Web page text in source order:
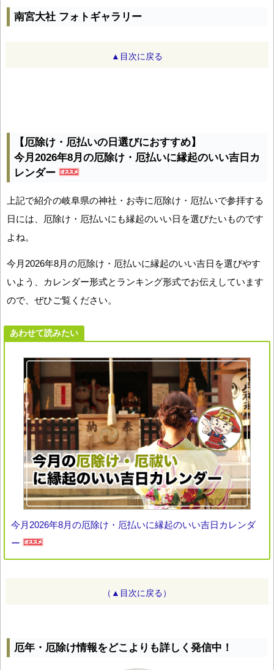
南宮大社 フォトギャラリー
▲目次に戻る
【厄除け・厄払いの日選びにおすすめ】
今月2026年8月の厄除け・厄払いに縁起のいい吉日カ
レンダー
上記で紹介の岐阜県の神社・お寺に厄除け・厄払いで参拝する
日には、厄除け・厄払いにも縁起のいい日を選びたいものです
よね。
今月2026年8月の厄除け・厄払いに縁起のいい吉日を選びやす
いよう、カレンダー形式とランキング形式でお伝えしています
ので、ぜひご覧ください。
あわせて読みたい
今月2026年8月の厄除け・厄払いに縁起のいい吉日カレンダ
ー
（▲目次に戻る）
厄年・厄除け情報をどこよりも詳しく発信中！